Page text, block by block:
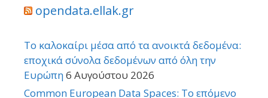
opendata.ellak.gr
Το καλοκαίρι μέσα από τα ανοικτά δεδομένα:
εποχικά σύνολα δεδομένων από όλη την
Ευρώπη6 Αυγούστου 2026
Common European Data Spaces: Το επόμενο